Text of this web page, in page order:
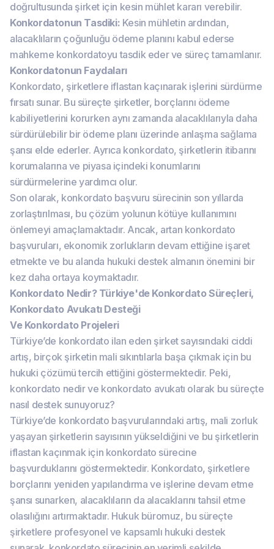
doğrultusunda şirket için kesin mühlet kararı verebilir.
Konkordatonun Tasdiki: Kesin mühletin ardından,
alacaklıların çoğunluğu ödeme planını kabul ederse
mahkeme konkordatoyu tasdik eder ve süreç tamamlanır.
Konkordatonun Faydaları
Konkordato, şirketlere iflastan kaçınarak işlerini sürdürme
fırsatı sunar. Bu süreçte şirketler, borçlarını ödeme
kabiliyetlerini korurken aynı zamanda alacaklılarıyla daha
sürdürülebilir bir ödeme planı üzerinde anlaşma sağlama
şansı elde ederler. Ayrıca konkordato, şirketlerin itibarını
korumalarına ve piyasa içindeki konumlarını
sürdürmelerine yardımcı olur.
Son olarak, konkordato başvuru sürecinin son yıllarda
zorlaştırılması, bu çözüm yolunun kötüye kullanımını
önlemeyi amaçlamaktadır. Ancak, artan konkordato
başvuruları, ekonomik zorlukların devam ettiğine işaret
etmekte ve bu alanda hukuki destek almanın önemini bir
kez daha ortaya koymaktadır.
Konkordato Nedir? Türkiye'de Konkordato Süreçleri,
Konkordato Avukatı Desteği
Ve Konkordato Projeleri
Türkiye’de konkordato ilan eden şirket sayısındaki ciddi
artış, birçok şirketin mali sıkıntılarla başa çıkmak için bu
hukuki çözümü tercih ettiğini göstermektedir. Peki,
konkordato nedir ve konkordato avukatı olarak bu süreçte
nasıl destek sunuyoruz?
Türkiye’de konkordato başvurularındaki artış, mali zorluk
yaşayan şirketlerin sayısının yükseldiğini ve bu şirketlerin
iflastan kaçınmak için konkordato sürecine
başvurduklarını göstermektedir. Konkordato, şirketlere
borçlarını yeniden yapılandırma ve işlerine devam etme
şansı sunarken, alacaklıların da alacaklarını tahsil etme
olasılığını artırmaktadır. Hukuk büromuz, bu süreçte
şirketlere profesyonel ve kapsamlı hukuki destek